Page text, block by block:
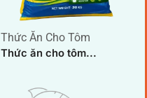
Thức Ăn Cho Tôm
Thức ăn cho tôm...